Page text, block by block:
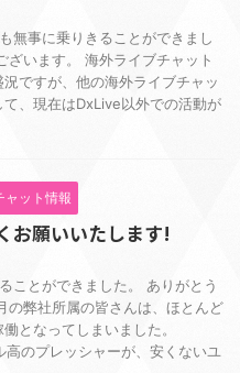
無事に乗りきることができまし
ざいます。 海外ライブチャット
ですが、他の海外ライブチャッ
て、現在はDxLive以外での活動が
ャット情報
お願いいたします!
ことができました。 ありがとう
の弊社所属の皆さんは、ほとんど
となってしまいました。
のプレッシャーが、安くないユ